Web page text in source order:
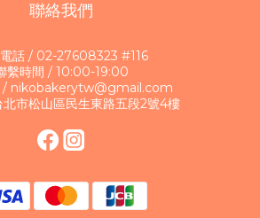
聯絡我們
話 / 02-27608323 #116
繫時間 / 10:00-19:00
/ nikobakerytw@gmail.com
市松山區民生東路五段2號4樓